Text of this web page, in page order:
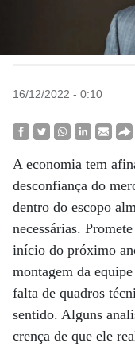
16/12/2022 - 0:10
A economia tem
desconfiança do
dentro do escopo
necessárias.
início do próximo
montagem da
falta de quadros
sentido. Alguns
crença de que ele